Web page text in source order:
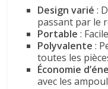
Design varié :
passant par le
Portable :
Polyvalente :
toutes les
Économie
avec les